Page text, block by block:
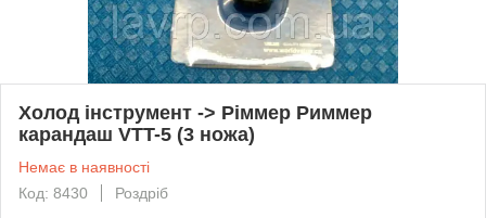
Холод інструмент -> Ріммер Риммер
карандаш VTT-5 (3 ножа)
Немає в наявності
Код: 8430
Роздріб